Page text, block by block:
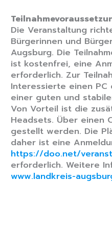
Die Veranstaltung
Bürgerinnen und
Augsburg. Die
ist kostenfrei, eine
erforderlich. Zur
Interessierte einen
einer guten und
Von Vorteil ist die
Headsets. Über einen
gestellt werden. Die
daher ist eine
https://doo.net/
erforderlich. Weitere
www.landkreis-